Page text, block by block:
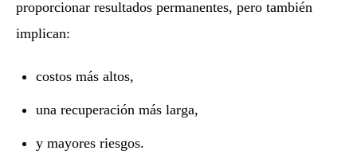
proporcionar resultados permanentes, pero también
implican:
costos más altos,
una recuperación más larga,
y mayores riesgos.